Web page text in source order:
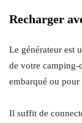
Recharger
Le générateur est
de votre camping-
embarqué ou
Il suffit de